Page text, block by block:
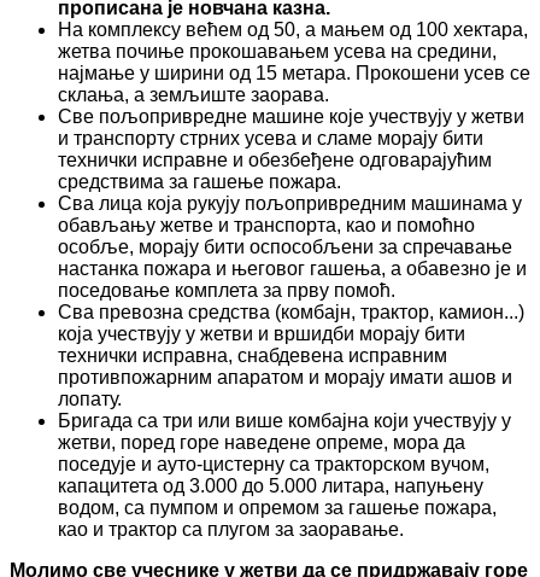
прописана је новчана казна.
На комплексу већем од 50, а мањем од 100 хектара,
жетва почиње прокошавањем усева на средини,
најмање у ширини од 15 метара. Прокошени усев се
склања, а земљиште заорава.
Све пољопривредне машине које учествују у жетви
и транспорту стрних усева и сламе морају бити
технички исправне и обезбеђене одговарајућим
средствима за гашење пожара.
Сва лица која рукују пољопривредним машинама у
обављању жетве и транспорта, као и помоћно
особље, морају бити оспособљени за спречавање
настанка пожара и његовог гашења, а обавезно је и
поседовање комплета за прву помоћ.
Сва превозна средства (комбајн, трактор, камион...)
која учествују у жетви и вршидби морају бити
технички исправна, снабдевена исправним
противпожарним апаратом и морају имати ашов и
лопату.
Бригада са три или више комбајна који учествују у
жетви, поред горе наведене опреме, мора да
поседује и ауто-цистерну са тракторском вучом,
капацитета од 3.000 до 5.000 литара, напуњену
водом, са пумпом и опремом за гашење пожара,
као и трактор са плугом за заоравање.
Молимо све учеснике у жетви да се придржавају горе